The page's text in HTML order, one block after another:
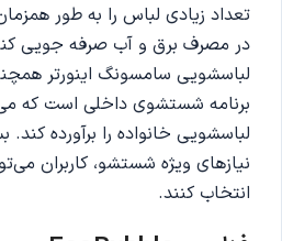
تعداد زیادی لباس را به طور
در مصرف برق و آب صرفه جویی
برنامه شستشوی داخلی است که
لباسشویی خانواده را برآورده
نیازهای ویژه شستشو، کاربران
انتخاب کنند.